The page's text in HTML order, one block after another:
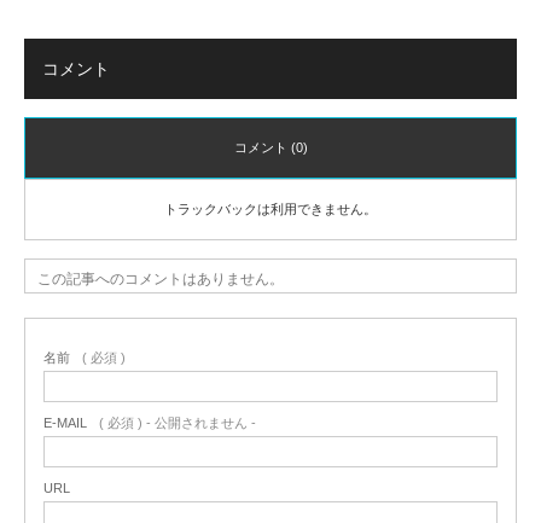
コメント
コメント (0)
トラックバックは利用できません。
この記事へのコメントはありません。
名前 ( 必須 )
E-MAIL ( 必須 ) - 公開されません -
URL